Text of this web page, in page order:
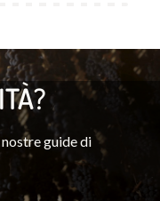
guide di